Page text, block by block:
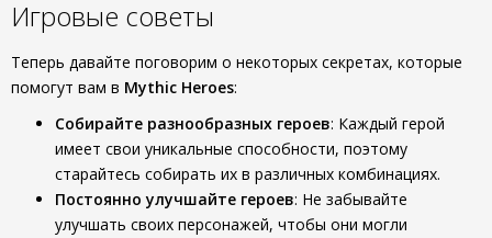
Игровые советы
Теперь давайте поговорим о некоторых секретах, которые
помогут вам в Mythic Heroes:
Собирайте разнообразных героев: Каждый герой
имеет свои уникальные способности, поэтому
старайтесь собирать их в различных комбинациях.
Постоянно улучшайте героев: Не забывайте
улучшать своих персонажей, чтобы они могли